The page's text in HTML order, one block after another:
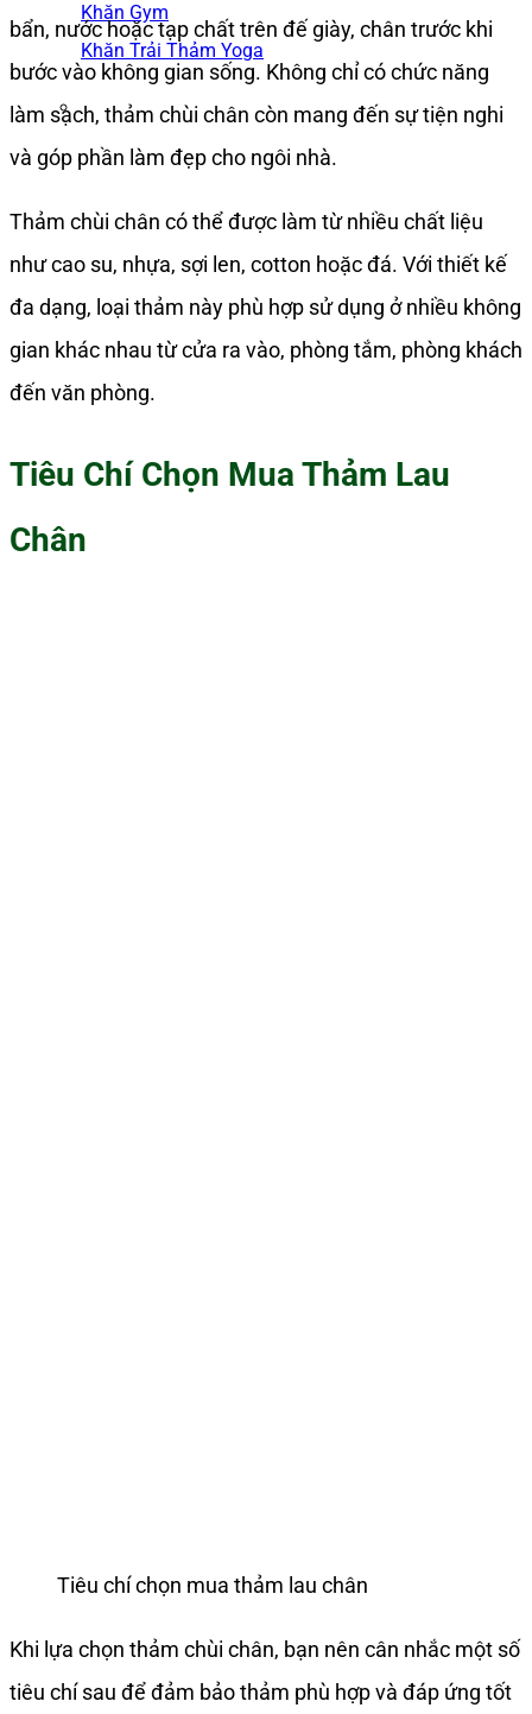
Khăn Gym
Khăn Trải Thảm Yoga
bẩn, nước hoặc tạp chất trên đế giày, chân trước khi
bước vào không gian sống. Không chỉ có chức năng
làm sạch, thảm chùi chân còn mang đến sự tiện nghi
và góp phần làm đẹp cho ngôi nhà.
Thảm chùi chân có thể được làm từ nhiều chất liệu
như cao su, nhựa, sợi len, cotton hoặc đá. Với thiết kế
đa dạng, loại thảm này phù hợp sử dụng ở nhiều không
gian khác nhau từ cửa ra vào, phòng tắm, phòng khách
đến văn phòng.
Tiêu Chí Chọn Mua Thảm Lau
Chân
Tiêu chí chọn mua thảm lau chân
Khi lựa chọn thảm chùi chân, bạn nên cân nhắc một số
tiêu chí sau để đảm bảo thảm phù hợp và đáp ứng tốt